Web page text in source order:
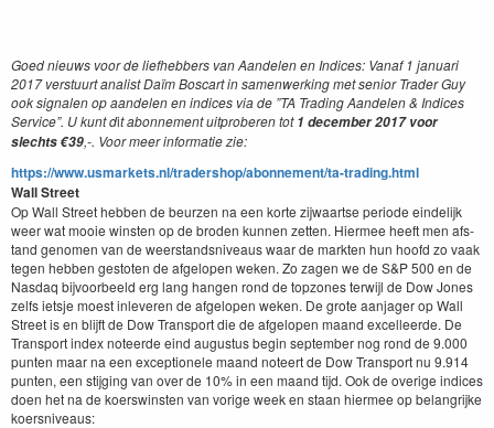
Goed nieuws voor de liefheb­bers van Aan­de­len en Indices: Vanaf1 jan­u­ari
2017ver­stu­urt anal­ist Daïm Boscart in samen­werk­ing met senior Trad­er Guy
ook sig­nalen op aan­de­len en indices via de ”TA Trad­ing Aan­de­len& Indices
Ser­vice”. U kunt dit abon­nement uit­proberen tot1 decem­ber2017voor
slechts €39,-. Voor meer infor­matie zie:
https://​www​.usmar​kets​.nl/​t​r​a​d​e​r​s​h​o​p​/​a​b​o​n​n​e​m​e​n​t​/​t​a​-​t​r​a​d​i​n​g​.html
Wall Street
Op Wall Street hebben de beurzen na een korte zijwaartse peri­ode ein­delijk
weer wat mooie win­sten op de bro­den kun­nen zetten. Hier­mee heeft men afs­
tand genomen van de weer­stand­sniveaus waar de mark­ten hun hoofd zo vaak
tegen hebben gestoten de afgelopen weken. Zo zagen we de S&P500 en de
Nas­daq bijvoor­beeld erg lang hangen rond de top­zones ter­wi­jl de Dow Jones
zelfs iet­sje moest inlev­eren de afgelopen weken. De grote aan­jager op Wall
Street is en bli­jft de Dow Trans­port die de afgelopen maand excelleerde. De
Trans­port index noteerde eind augus­tus begin sep­tem­ber nog rond de 9.000
pun­ten maar na een excep­tionele maand noteert de Dow Trans­port nu 9.914
pun­ten, een sti­jging van over de 10% in een maand tijd. Ook de overige indices
doen het na de koer­swin­sten van vorige week en staan hier­mee op belan­grijke
koersniveaus: